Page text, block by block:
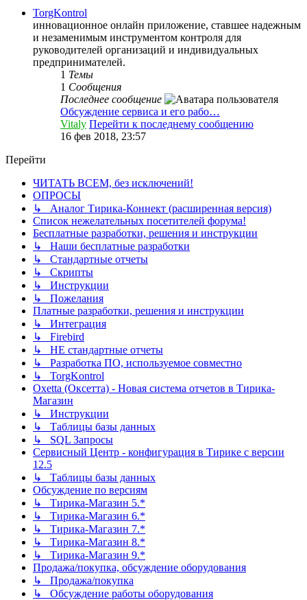
TorgKontrol
инновационное онлайн приложение, ставшее надежным
и незаменимым инструментом контроля для
руководителей организаций и индивидуальных
предпринимателей.
1 Темы
1 Сообщения
Последнее сообщение
Обсуждение сервиса и его рабо…
Vitaly Перейти к последнему сообщению
16 фев 2018, 23:57
Перейти
ЧИТАТЬ ВСЕМ, без исключений!
ОПРОСЫ
↳ Аналог Тирика-Коннект (расширенная версия)
Список нежелательных посетителей форума!
Бесплатные разработки, решения и инструкции
↳ Наши бесплатные разработки
↳ Стандартные отчеты
↳ Скрипты
↳ Инструкции
↳ Пожелания
Платные разработки, решения и инструкции
↳ Интеграция
↳ Firebird
↳ НЕ стандартные отчеты
↳ Разработка ПО, используемое совместно
↳ TorgKontrol
Oxetta (Оксетта) - Новая система отчетов в Тирика-
Магазин
↳ Инструкции
↳ Таблицы базы данных
↳ SQL Запросы
Сервисный Центр - конфигурация в Тирике с версии
12.5
↳ Таблицы базы данных
Обсуждение по версиям
↳ Тирика-Магазин 5.*
↳ Тирика-Магазин 6.*
↳ Тирика-Магазин 7.*
↳ Тирика-Магазин 8.*
↳ Тирика-Магазин 9.*
Продажа/покупка, обсуждение оборудования
↳ Продажа/покупка
↳ Обсуждение работы оборудования